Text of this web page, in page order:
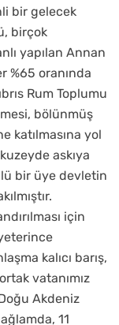
bir gelecek
birçok
yapılan Annan
%65 oranında
Rum Toplumu
bölünmüş
katılmasına yol
askıya
bir üye devletin
için
kalıcı barış,
vatanımız
Akdeniz
11